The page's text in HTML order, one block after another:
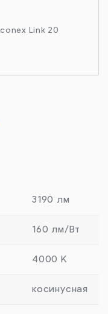
Link 20
3190 лм
160 лм/Вт
4000 К
косинусная